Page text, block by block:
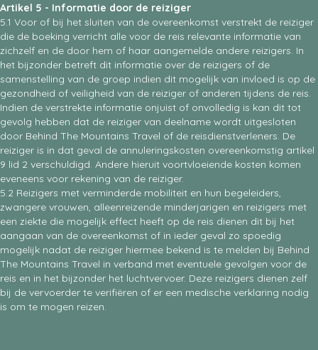
Artikel 5 - Informatie door de reiziger
5.1 Voor of bij het sluiten van de overeenkomst verstrekt de reiziger
die de boeking verricht alle voor de reis relevante informatie van
zichzelf en de door hem of haar aangemelde andere reizigers. In
het bijzonder betreft dit informatie over de reizigers of de
samenstelling van de groep indien dit mogelijk van invloed is op de
gezondheid of veiligheid van de reiziger of anderen tijdens de reis.
Indien de verstrekte informatie onjuist of onvolledig is kan dit tot
gevolg hebben dat de reiziger van deelname wordt uitgesloten
door Behind The Mountains Travel of de reisdienstverleners. De
reiziger is in dat geval de annuleringskosten overeenkomstig artikel
9 lid 2 verschuldigd. Andere hieruit voortvloeiende kosten komen
eveneens voor rekening van de reiziger.
5.2 Reizigers met verminderde mobiliteit en hun begeleiders,
zwangere vrouwen, alleenreizende minderjarigen en reizigers met
een ziekte die mogelijk effect heeft op de reis dienen dit bij het
aangaan van de overeenkomst of in ieder geval zo spoedig
mogelijk nadat de reiziger hiermee bekend is te melden bij Behind
The Mountains Travel in verband met eventuele gevolgen voor de
reis en in het bijzonder het luchtvervoer. Deze reizigers dienen zelf
bij de vervoerder te verifiëren of er een medische verklaring nodig
is om te mogen reizen.